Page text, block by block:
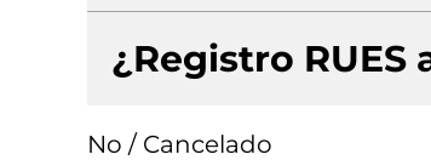
¿Registro RUES
No / Cancelado